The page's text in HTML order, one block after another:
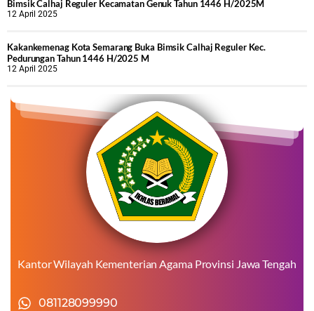
Bimsik Calhaj Reguler Kecamatan Genuk Tahun 1446 H/2025M
12 April 2025
Kakankemenag Kota Semarang Buka Bimsik Calhaj Reguler Kec.
Pedurungan Tahun 1446 H/2025 M
12 April 2025
Kantor Wilayah Kementerian Agama Provinsi Jawa Tengah
081128099990